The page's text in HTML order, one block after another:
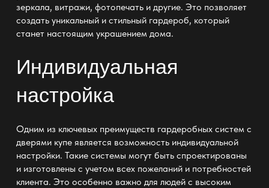
зеркала, витражи, фотопечать и другие. Это позволяет
создать уникальный и стильный гардероб, который
станет настоящим украшением дома.
Индивидуальная
настройка
Одним из ключевых преимуществ гардеробных систем с
дверями купе является возможность индивидуальной
настройки. Такие системы могут быть спроектированы
и изготовлены с учетом всех пожеланий и потребностей
клиента. Это особенно важно для людей с высоким